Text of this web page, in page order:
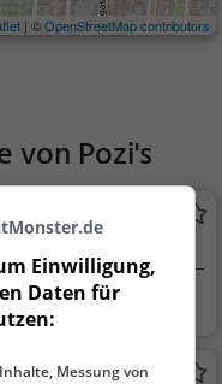
| ©OpenStreetMap contributors
von Pozi's
und Sushi
Restaurant, Chine
sisch, Asiatisch, Aben
Einwilligung,
Daten für
Messung von